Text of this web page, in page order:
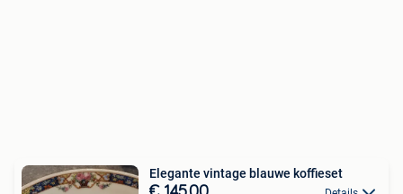
Elegante vintage blauwe koffieset